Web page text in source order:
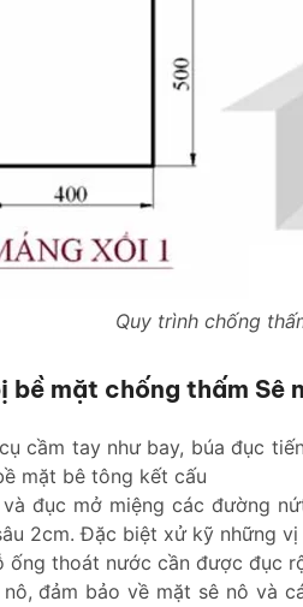
Quy trình chống
bề mặt chống thấm Sê
cầm tay như bay, búa đục
mặt bê tông kết cấu
và đục mở miệng các đường
2cm. Đặc biệt xử kỹ những
ống thoát nước cần được đục
nô, đảm bảo về mặt sê nô và